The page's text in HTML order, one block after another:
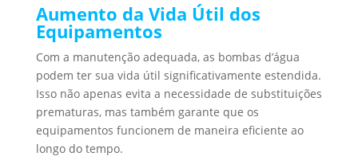
Aumento da Vida Útil dos
Equipamentos
Com a manutenção adequada, as bombas d’água
podem ter sua vida útil significativamente estendida.
Isso não apenas evita a necessidade de substituições
prematuras, mas também garante que os
equipamentos funcionem de maneira eficiente ao
longo do tempo.